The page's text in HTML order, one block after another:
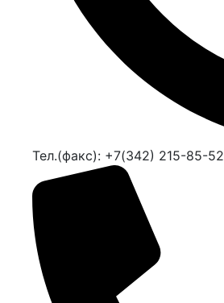
Тел.(факс): +7(342) 215-85-52